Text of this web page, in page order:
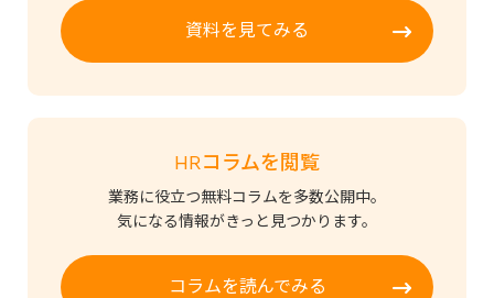
資料を見てみる
HRコラムを閲覧
業務に役立つ無料コラムを多数公開中。
気になる情報がきっと見つかります。
コラムを読んでみる